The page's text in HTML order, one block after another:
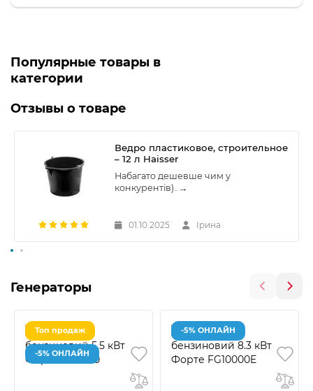
Популярные товары в
категории
Отзывы о товаре
Ведро пластиковое, строительное
– 12 л Haisser
Набагато дешевше чим у
конкурентів).. →
01.10.2025 Ірина
Генераторы
Топ продаж
-5% ОНЛАЙН
-5% ОНЛАЙН